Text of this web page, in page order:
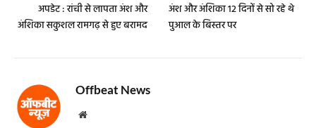
अपडेट : रांची से लापता अंश और
अंशिका सकुशल रामगढ़ से हुए बरामद
अंश और अंशिका 12 दिनों से सो रहे थे
पुआल के बिस्तर पर
Offbeat News
Website